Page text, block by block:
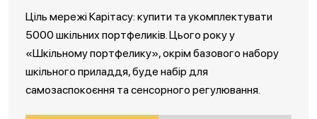
Ціль мережі Карітасу: купити та укомплектувати
5000 шкільних портфеликів. Цього року у
«Шкільному портфелику», окрім базового набору
шкільного приладдя, буде набір для
самозаспокоєння та сенсорного регулювання.